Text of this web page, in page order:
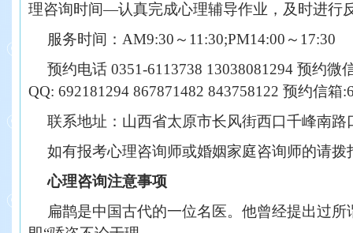
理咨询时间—认真完成心理辅导作业，及时进行
服务时间：AM9:30～11:30;PM14:00～17:30
预约电话 0351-6113738 13038081294 预约微
QQ: 692181294 867871482 843758122 预约信箱
联系地址：山西省太原市长风街西口千峰南路
如有报考心理咨询师或婚姻家庭咨询师的请拨
心理咨询注意事项
扁鹊是中国古代的一位名医。他曾经提出过所